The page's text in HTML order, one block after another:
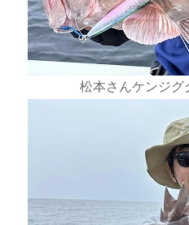
松本さんケンジグ